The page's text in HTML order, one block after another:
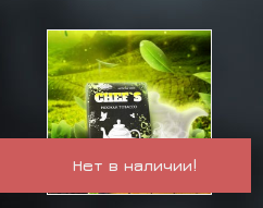
Нет в наличии!